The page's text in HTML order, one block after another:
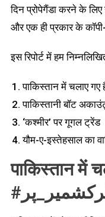
दिन प्रोपेगैंडा करने के
और एक ही प्रकार के
इस रिपोर्ट में हम
पाकिस्तानी बॉट
‘कश्मीर’ पर गूगल ट्रेंड
यौम-ए-इस्तेहसाल का
पाकिस्तान में